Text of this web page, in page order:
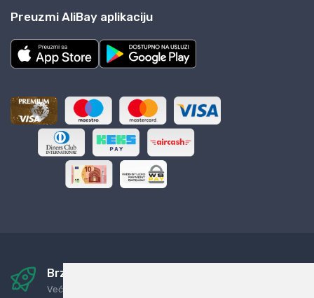
Preuzmi AliBay aplikaciju
Brza i sigurna dostava
Već za nekoliko dana kod vas